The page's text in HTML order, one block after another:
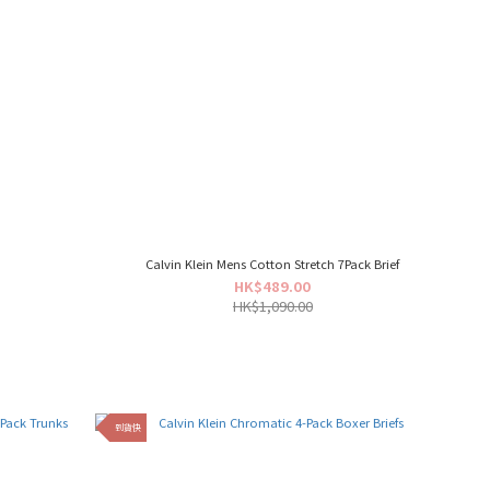
Calvin Klein Mens Cotton Stretch 7Pack Brief
HK$489.00
HK$1,090.00
到貨快